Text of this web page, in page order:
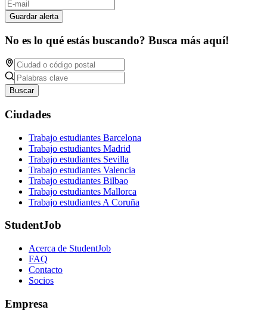
Guardar alerta
No es lo qué estás buscando? Busca más aquí!
Buscar
Ciudades
Trabajo estudiantes Barcelona
Trabajo estudiantes Madrid
Trabajo estudiantes Sevilla
Trabajo estudiantes Valencia
Trabajo estudiantes Bilbao
Trabajo estudiantes Mallorca
Trabajo estudiantes A Coruña
StudentJob
Acerca de StudentJob
FAQ
Contacto
Socios
Empresa